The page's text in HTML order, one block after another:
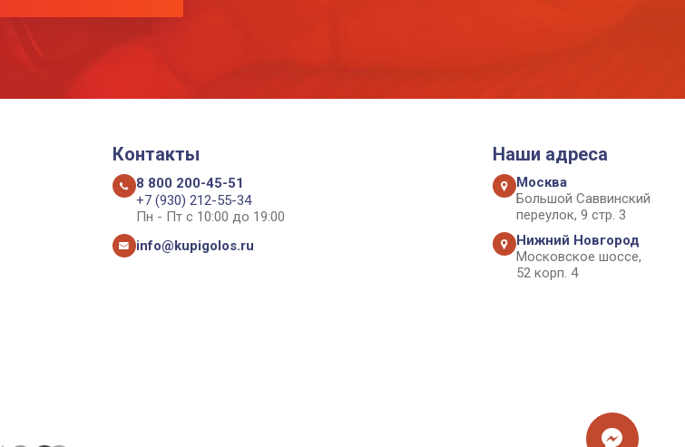
Контакты
8 800 200-45-51
+7 (930) 212-55-34
Пн - Пт с 10:00 до 19:00
info@kupigolos.ru
Наши адреса
Москва
Большой Саввинский
переулок, 9 стр. 3
Нижний Новгород
Московское шоссе,
52 корп. 4